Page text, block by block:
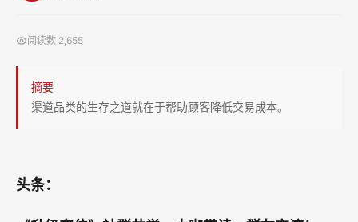
阅读数 2,655
摘要
渠道品类的生存之道就在于帮助顾客降低交易成本。